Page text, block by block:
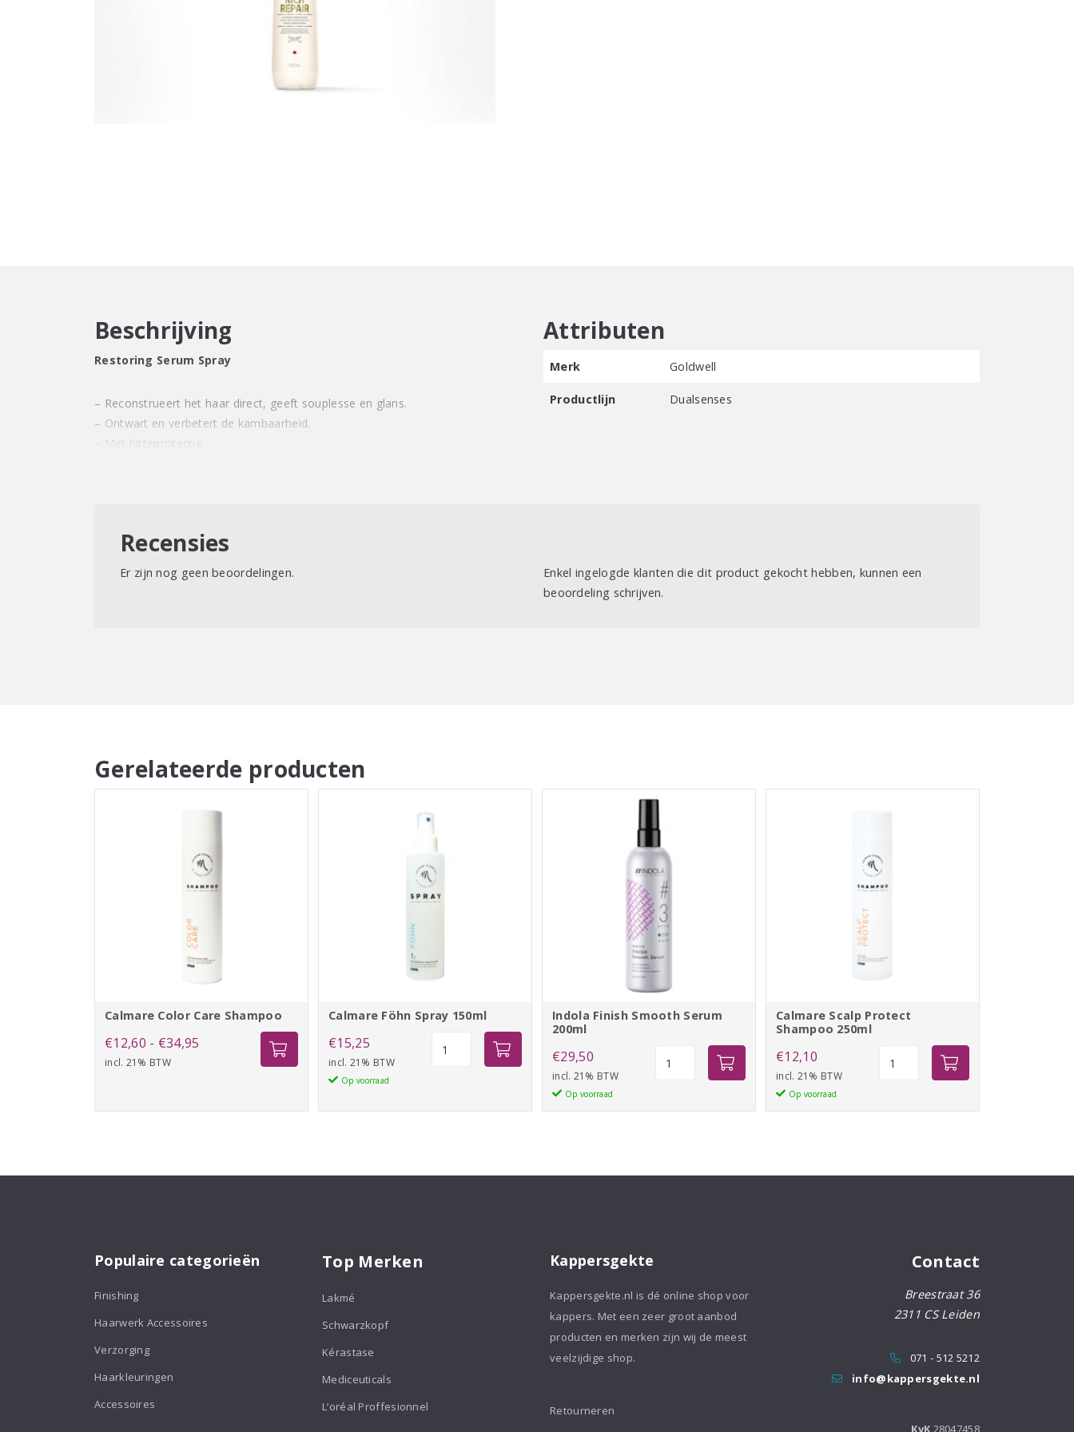
Beschrijving
Restoring Serum Spray
– Reconstrueert het haar direct, geeft souplesse en glans.
– Ontwart en verbetert de kambaarheid.
– Met hitteprotectie.
Attributen
Merk Goldwell
Productlijn Dualsenses
Recensies
Er zijn nog geen beoordelingen.
Enkel ingelogde klanten die dit product gekocht hebben, kunnen een
beoordeling schrijven.
Gerelateerde producten
Calmare Color Care Shampoo
€12,60 - €34,95
€34,95
incl. 21% BTW
Calmare Föhn Spray 150ml
€15,25
incl. 21% BTW
Op voorraad
Indola Finish Smooth Serum
200ml
€29,50
incl. 21% BTW
Op voorraad
Serum
Calmare Scalp Protect
Shampoo 250ml
€12,10
incl. 21% BTW
Op voorraad
Shampoo
Populaire categorieën
Finishing
Haarwerk Accessoires
Verzorging
Haarkleuringen
Accessoires
Top Merken
Lakmé
Schwarzkopf
Kérastase
Mediceuticals
L’oréal Proffesionnel
Kappersgekte
Kappersgekte.nl is dé online shop voor
kappers. Met een zeer groot aanbod
producten en merken zijn wij de meest
veelzijdige shop.
Retourneren
Contact
Breestraat 36
2311 CS Leiden
071 - 512 5212
info@kappersgekte.nl
KvK 28047458